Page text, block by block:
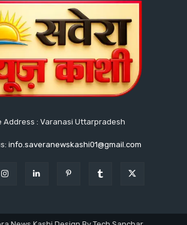
Address : Varanasi Uttarpradesh
info.saveranewskashi01@gmail.com